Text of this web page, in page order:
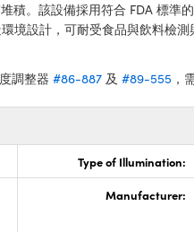
積。該設備採用符合 FDA 標準
境設計，可耐受食品與飲料檢
調整器 #86-887 及 #89-555 ，
Type of Illumination:
Manufacturer: